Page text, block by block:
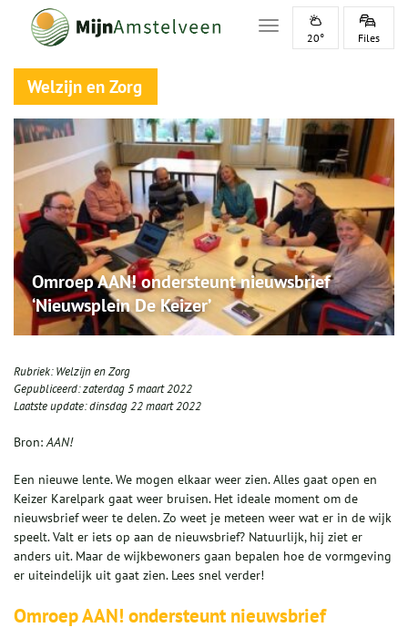
Toggle navigation
20° Files
Welzijn en Zorg
Omroep AAN! ondersteunt nieuwsbrief
‘Nieuwsplein De Keizer’
Rubriek:Welzijn en Zorg
Gepubliceerd:zaterdag 5 maart 2022
Laatste update:dinsdag 22 maart 2022
Bron:AAN!
Een nieuwe lente. We mogen elkaar weer zien. Alles gaat open en
Keizer Karelpark gaat weer bruisen. Het ideale moment om de
nieuwsbrief weer te delen. Zo weet je meteen weer wat er in de wijk
speelt. Valt er iets op aan de nieuwsbrief? Natuurlijk, hij ziet er
anders uit. Maar de wijkbewoners gaan bepalen hoe de vormgeving
er uiteindelijk uit gaat zien. Lees snel verder!
Omroep AAN! ondersteunt nieuwsbrief